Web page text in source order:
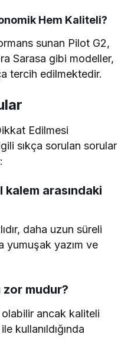
Hem Kaliteli?
sunan Pilot G2,
Sarasa gibi modeller,
tercih edilmektedir.
Edilmesi
sıkça sorulan sorular
kalem arasındaki
daha uzun süreli
yumuşak yazım ve
zor mudur?
olabilir ancak kaliteli
kullanıldığında